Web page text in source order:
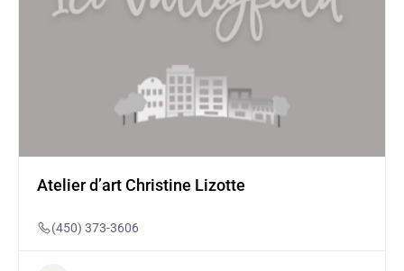
Atelier d’art Christine Lizotte
(450) 373-3606